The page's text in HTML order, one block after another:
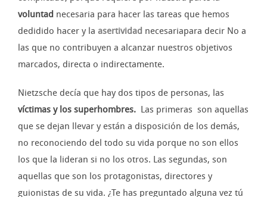
voluntad necesaria para hacer las tareas que hemos
dedidido hacer y la asertividad necesariapara decir No a
las que no contribuyen a alcanzar nuestros objetivos
marcados, directa o indirectamente.
Nietzsche decía que hay dos tipos de personas, las
víctimas y los superhombres. Las primeras son aquellas
que se dejan llevar y están a disposición de los demás,
no reconociendo del todo su vida porque no son ellos
los que la lideran si no los otros. Las segundas, son
aquellas que son los protagonistas, directores y
guionistas de su vida. ¿Te has preguntado alguna vez tú